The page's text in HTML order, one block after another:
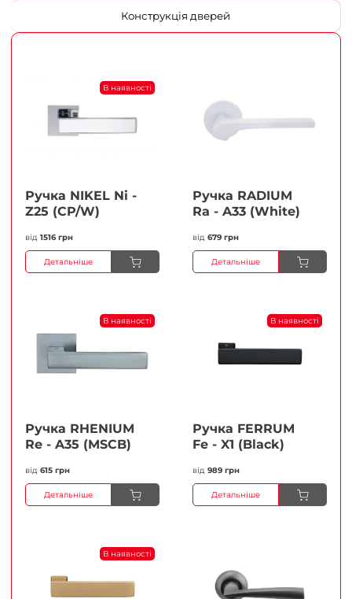
Конструкція дверей
В наявності
Ручка NIKEL Ni -
Z25 (CP/W)
від 1516 грн
Детальніше
Ручка RADIUM
Ra - A33 (White)
від 679 грн
Детальніше
В наявності
Ручка RHENIUM
Re - A35 (MSCB)
від 615 грн
Детальніше
В наявності
Ручка FERRUМ
Fe - X1 (Black)
від 989 грн
Детальніше
В наявності